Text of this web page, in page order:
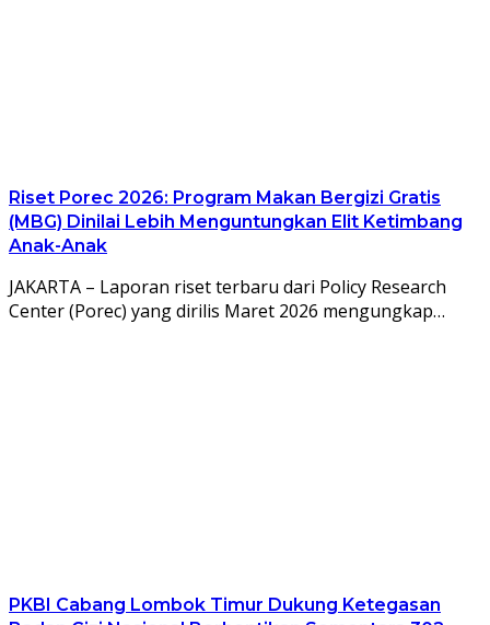
Riset Porec 2026: Program Makan Bergizi Gratis
(MBG) Dinilai Lebih Menguntungkan Elit Ketimbang
Anak-Anak
JAKARTA – Laporan riset terbaru dari Policy Research
Center (Porec) yang dirilis Maret 2026 mengungkap…
PKBI Cabang Lombok Timur Dukung Ketegasan